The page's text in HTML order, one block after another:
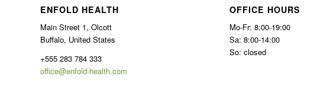
ENFOLD HEALTH
Main Street 1, Olcott
Buffalo, United States
+555 283 784 333
office@enfold-health.com
OFFICE HOURS
Mo-Fr: 8:00-19:00
Sa: 8:00-14:00
So: closed